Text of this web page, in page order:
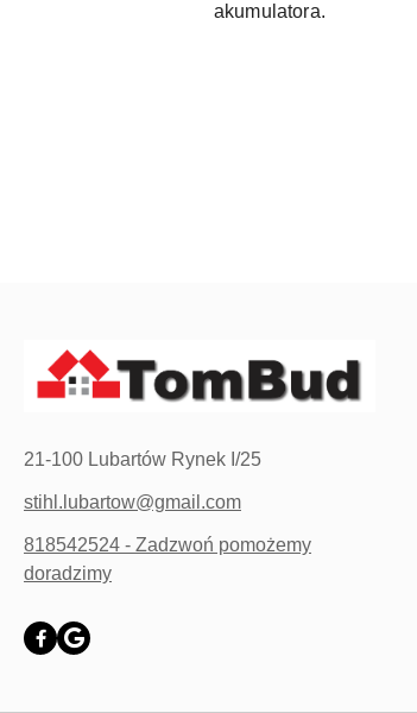
akumulatora.
21-100 Lubartów Rynek I/25
stihl.lubartow@gmail.com
818542524 - Zadzwoń pomożemy
doradzimy